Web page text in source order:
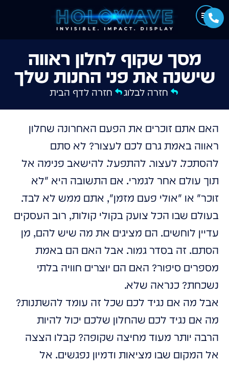
מסך שקוף לחלון ראווה
שישנה את פני החנות שלך
חזרה לבלוג חזרה לדף הבית
האם אתם זוכרים את הפעם האחרונה שחלון
ראווה באמת גרם לכם לעצור? לא סתם
להסתכל. לעצור. להתפעל. להישאב פנימה אל
תוך עולם אחר לגמרי. אם התשובה היא "לא
זוכר" או "אולי פעם מזמן", אתם ממש לא לבד.
בעולם שבו הכל צועק בקולי קולות, רוב העסקים
עדיין לוחשים. הם מציגים את מה שיש להם, מן
הסתם. זה בסדר גמור. אבל האם הם באמת
מספרים סיפור? האם הם יוצרים חוויה בלתי
נשכחת? כנראה שלא.
אבל מה אם נגיד לכם שכל זה עומד להשתנות?
מה אם נגיד לכם שהחלון שלכם יכול להיות
הרבה יותר מעוד מחיצה שקופה? קבלו הצצה
אל המקום שבו מציאות ודמיון נפגשים. אל